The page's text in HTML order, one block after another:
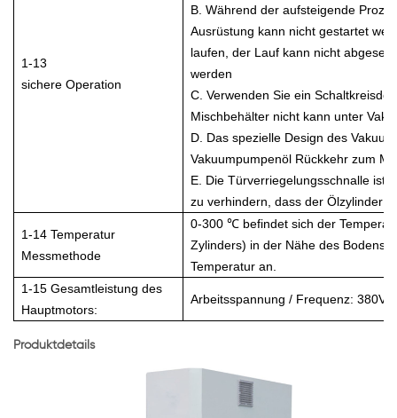
1-13
sichere Operation
B. Während der aufsteigende
Ausrüstung kann nicht gestartet
laufen, der Lauf kann nicht
werden
C. Verwenden Sie ein
Mischbehälter nicht kann unter
D. Das spezielle Design des
Vakuumpumpenöl Rückkehr zum
E. Die Türverriegelungsschnalle ist
zu verhindern, dass der Ölzylinder
1-14 Temperatur
Messmethode
0-300 ℃ befindet sich der
Zylinders) in der Nähe des Bodens
Temperatur an.
1-15 Gesamtleistung des
Hauptmotors:
Arbeitsspannung / Frequenz: 380V
Produktdetails